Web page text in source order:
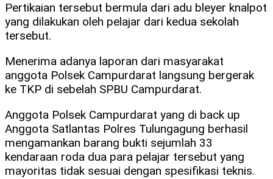
Pertikaian tersebut bermula dari adu bleyer knalpot
yang dilakukan oleh pelajar dari kedua sekolah
tersebut.
Menerima adanya laporan dari masyarakat
anggota Polsek Campurdarat langsung bergerak
ke TKP di sebelah SPBU Campurdarat.
Anggota Polsek Campurdarat yang di back up
Anggota Satlantas Polres Tulungagung berhasil
mengamankan barang bukti sejumlah 33
kendaraan roda dua para pelajar tersebut yang
mayoritas tidak sesuai dengan spesifikasi teknis.